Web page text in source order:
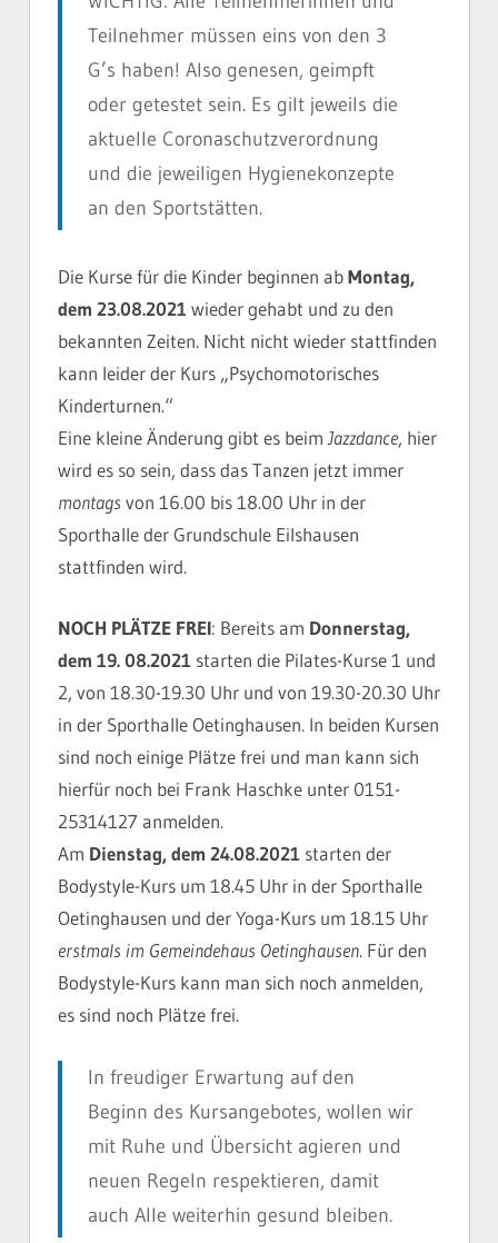
Teilnehmer müssen eins von den 3
G’s haben! Also genesen, geimpft
oder getestet sein. Es gilt jeweils die
aktuelle Coronaschutzverordnung
und die jeweiligen Hygienekonzepte
an den Sportstätten.
Die Kurse für die Kinder beginnen abMontag,
dem 23.08.2021 wieder gehabt und zu den
bekannten Zeiten. Nicht nicht wieder stattfinden
kann leider der Kurs „Psychomotorisches
Kinderturnen.“
Eine kleine Änderung gibt es beim Jazzdance, hier
wird es so sein, dass das Tanzen jetzt immer
montags von 16.00 bis 18.00 Uhr in der
Sporthalle der Grundschule Eilshausen
stattfinden wird.
NOCH PLÄTZE FREI: Bereits am Donnerstag,
dem 19. 08.2021 starten die Pilates-Kurse 1 und
2, von 18.30-19.30 Uhr und von 19.30-20.30 Uhr
in der Sporthalle Oetinghausen. In beiden Kursen
sind noch einige Plätze frei und man kann sich
hierfür noch bei Frank Haschke unter 0151-
25314127 anmelden.
Am Dienstag, dem 24.08.2021 starten der
Bodystyle-Kurs um 18.45 Uhr in der Sporthalle
Oetinghausen und der Yoga-Kurs um 18.15 Uhr
erstmals im Gemeindehaus Oetinghausen. Für den
Bodystyle-Kurs kann man sich noch anmelden,
es sind noch Plätze frei.
In freudiger Erwartung auf den
Beginn des Kursangebotes, wollen wir
mit Ruhe und Übersicht agieren und
neuen Regeln respektieren, damit
auch Alle weiterhin gesund bleiben.